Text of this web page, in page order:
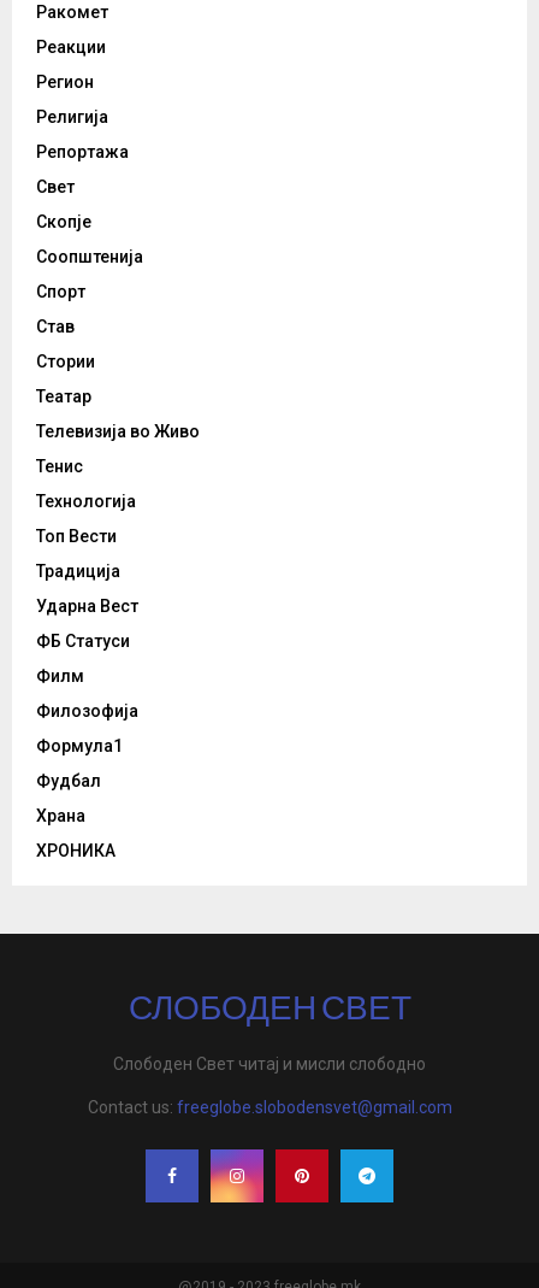
Ракомет
Реакции
Регион
Религија
Репортажа
Свет
Скопје
Соопштенија
Спорт
Став
Стории
Театар
Телевизија во Живо
Тенис
Технологија
Топ Вести
Традиција
Ударна Вест
ФБ Статуси
Филм
Филозофија
Формула1
Фудбал
Храна
ХРОНИКА
СЛОБОДЕН СВЕТ
Слободен Свет читај и мисли слободно
Contact us: freeglobe.slobodensvet@gmail.com